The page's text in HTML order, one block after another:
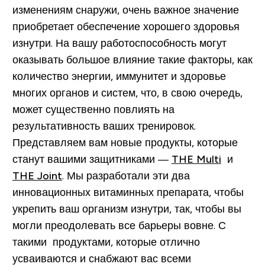
изменениям снаружи, очень важное значение
приобретает обеспечение хорошего здоровья
изнутри. На вашу работоспособность могут
оказывать большое влияние такие факторы, как
количество энергии, иммунитет и здоровье
многих органов и систем, что, в свою очередь,
может существенно повлиять на
результативность ваших тренировок.
Представляем вам новые продукты, которые
станут вашими защитниками — THE Multi и
THE Joint. Мы разработали эти два
инновационных витаминных препарата, чтобы
укрепить ваш организм изнутри, так, чтобы вы
могли преодолевать все барьеры вовне. С
такими продуктами, которые отлично
усваиваются и снабжают вас всеми